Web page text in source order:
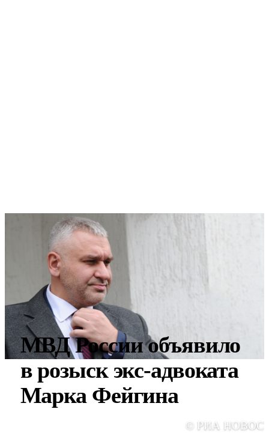
МВД России объявило
в розыск экс-адвоката
Марка Фейгина
© РИА